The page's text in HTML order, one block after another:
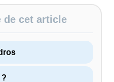
de cet article
?